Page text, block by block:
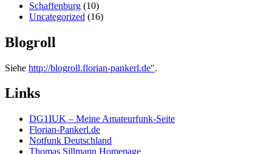
Schaffenburg (10)
Uncategorized (16)
Blogroll
Siehe http://blogroll.florian-pankerl.de".
Links
DG1IUK – Meine Amateurfunk-Seite
Florian-Pankerl.de
Notfunk Deutschland
Thomas Sillmann Homepage